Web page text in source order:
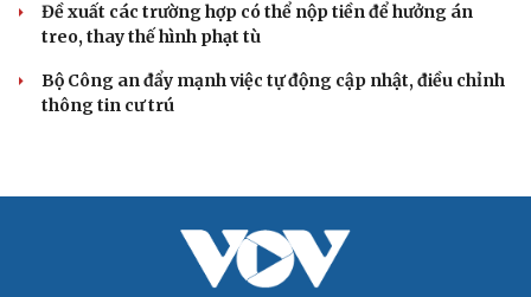
Đề xuất các trường hợp có thể nộp tiền để hưởng án
treo, thay thế hình phạt tù
Bộ Công an đẩy mạnh việc tự động cập nhật, điều chỉnh
thông tin cư trú